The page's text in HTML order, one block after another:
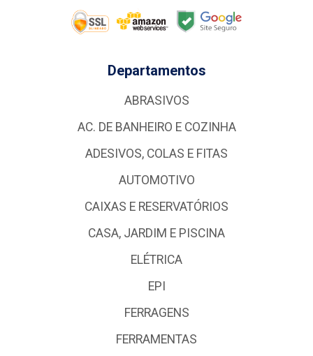
Departamentos
ABRASIVOS
AC. DE BANHEIRO E COZINHA
ADESIVOS, COLAS E FITAS
AUTOMOTIVO
CAIXAS E RESERVATÓRIOS
CASA, JARDIM E PISCINA
ELÉTRICA
EPI
FERRAGENS
FERRAMENTAS